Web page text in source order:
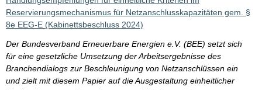
Reservierungsmechanismus für Netzanschlusskapazitäten gem. §
8e EEG-E (Kabinettsbeschluss 2024)
Der Bundesverband Erneuerbare Energien e.V. (BEE) setzt sich
für eine gesetzliche Umsetzung der Arbeitsergebnisse des
Branchendialogs zur Beschleunigung von Netzanschlüssen ein
und zielt mit diesem Papier auf die Ausgestaltung einheitlicher